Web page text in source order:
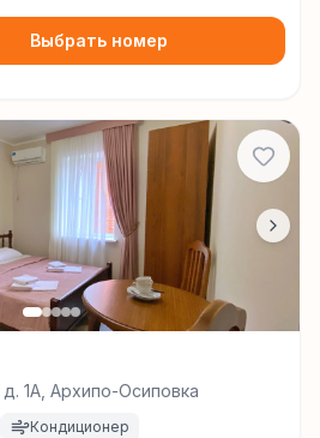
Выбрать номер
1А, Архипо-Осиповка
Кондиционер